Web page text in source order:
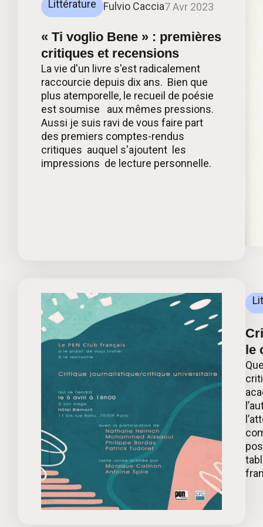
Littérature Fulvio Caccia7 Avr 2023
« Ti voglio Bene » : premières
critiques et recensions
La vie d'un livre s'est radicalement
raccourcie depuis dix ans. Bien que
plus atemporelle, le recueil de poésie
est soumise aux mêmes pressions.
Aussi je suis ravi de vous faire part
des premiers comptes-rendus
critiques auquel s'ajoutent les
impressions de lecture personnelle.
le